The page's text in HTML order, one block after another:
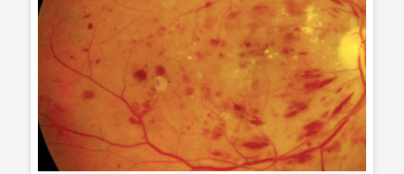
Desgarre de retina
Desgarros retinianos: Si no son tratados a
tiempo se acumula líquido por debajo de ellos. La
fotocoagulación detiene el desarrollo de los
mismos para evitar desprendimientos de retina;
WordPress Carousel Trial Version